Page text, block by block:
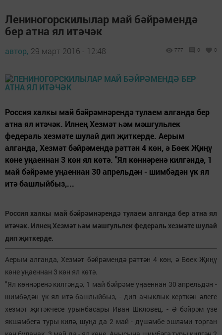
Лениногорскилылар май бәйрәмендә
бер атна ял итәчәк
автор, 29 март 2016 - 12:48 777 0 0
Россия халкы май бәйрәмнәрендә тулаем алганда бер
атна ял итәчәк. Илнең Хезмәт һәм мәшгульлек
федераль хезмәте шулай дип җиткерде. Аерым
алганда, Хезмәт бәйрәмендә рәттән 4 көн, ә Бөек Җиңү
көне уңаеннан 3 көн ял көтә. "Ял көннәренә килгәндә, 1
май бәйрәме уңаеннан 30 апрельдән - шимбәдән үк ял
итә башлыйбыз,...
Россия халкы май бәйрәмнәрендә тулаем алганда бер атна ял
итәчәк. Илнең Хезмәт һәм мәшгульлек федераль хезмәте шулай
дип җиткерде.
Аерым алганда, Хезмәт бәйрәмендә рәттән 4 көн, ә Бөек Җиңү
көне уңаеннан 3 көн ял көтә.
"Ял көннәренә килгәндә, 1 май бәйрәме уңаеннан 30 апрельдән -
шимбәдән үк ял итә башлыйбыз, - дип ачыклык керткән әлеге
хезмәт җитәкчесе урынбасары Иван Шкловец. - Ә бәйрәм үзе
якшәмбегә туры килә, шуңа да 2 май - дүшәмбе эшләми торган